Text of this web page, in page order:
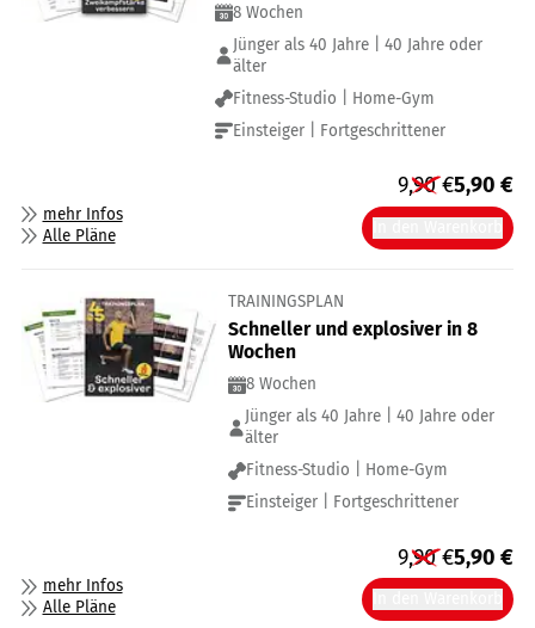
8 Wochen
Jünger als 40 Jahre | 40 Jahre oder
älter
Fitness-Studio | Home-Gym
Einsteiger | Fortgeschrittener
mehr Infos
Alle Pläne
9,90€5,90 €
TRAININGSPLAN
Schneller und explosiver in 8
Wochen
8 Wochen
Jünger als 40 Jahre | 40 Jahre oder
älter
Fitness-Studio | Home-Gym
Einsteiger | Fortgeschrittener
mehr Infos
Alle Pläne
9,90€5,90 €